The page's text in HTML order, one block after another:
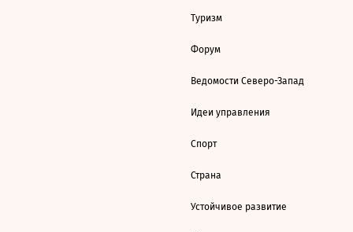
Туризм
Форум
Ведомости Северо-Запад
Идеи управления
Спорт
Страна
Устойчивое развитие